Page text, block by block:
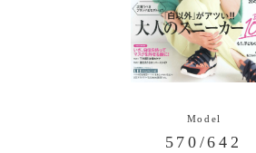
570/642